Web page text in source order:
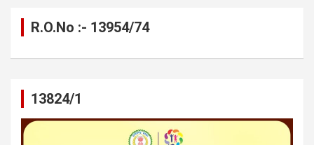
R.O.No :- 13954/74
13824/1